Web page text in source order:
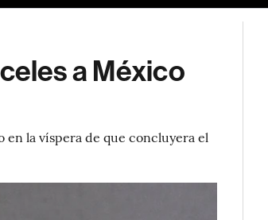
a México
en la víspera de que concluyera el